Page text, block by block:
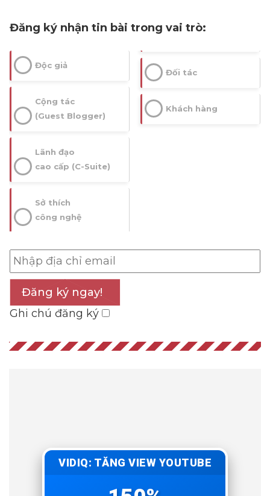
Đăng ký nhận tin bài trong vai trò:
Độc giả
Cộng tác
(Guest Blogger)
Lãnh đạo
cao cấp (C-Suite)
Sở thích
công nghệ
Đối tác
Khách hàng
Đăng ký ngay!
Ghi chú đăng ký